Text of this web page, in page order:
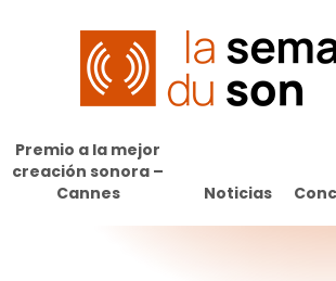
Premio a la mejor
creación sonora –
Cannes
Noticias